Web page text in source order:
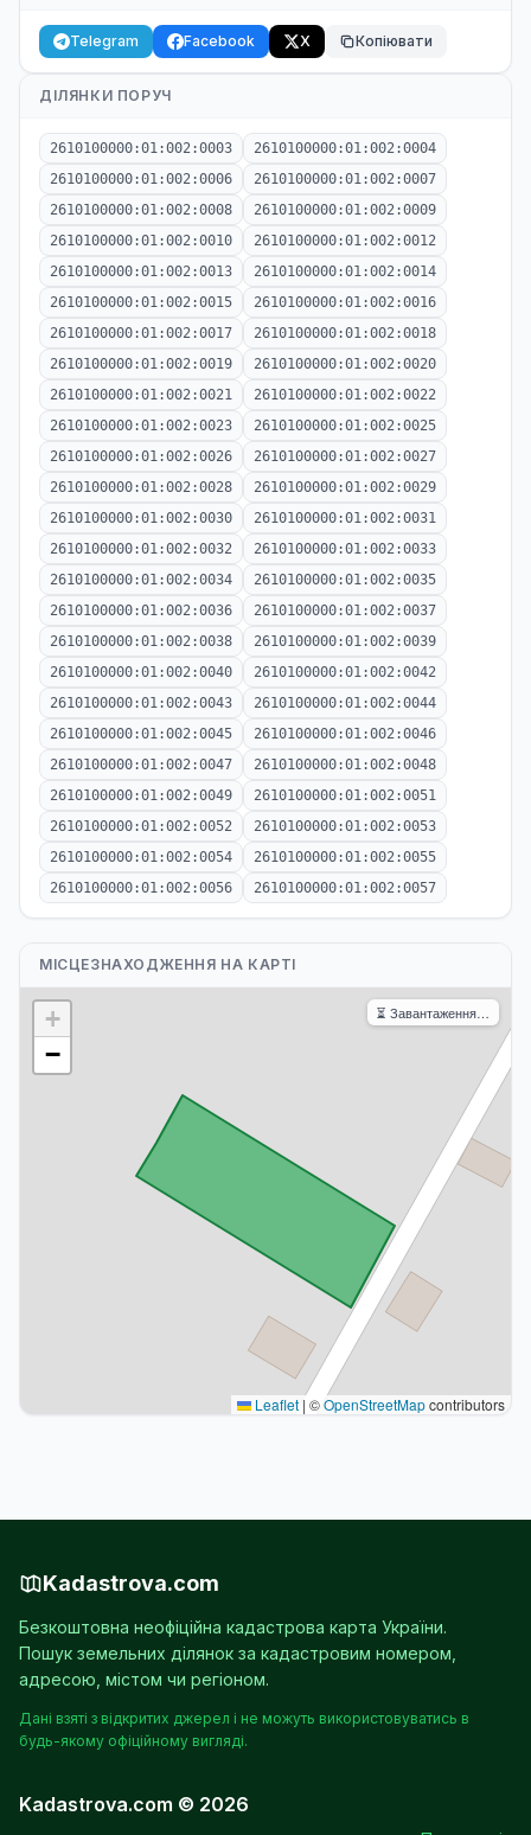
Telegram Facebook X Копіювати
ДІЛЯНКИ ПОРУЧ
2610100000:01:002:0003
2610100000:01:002:0004
2610100000:01:002:0006
2610100000:01:002:0007
2610100000:01:002:0008
2610100000:01:002:0009
2610100000:01:002:0010
2610100000:01:002:0012
2610100000:01:002:0013
2610100000:01:002:0014
2610100000:01:002:0015
2610100000:01:002:0016
2610100000:01:002:0017
2610100000:01:002:0018
2610100000:01:002:0019
2610100000:01:002:0020
2610100000:01:002:0021
2610100000:01:002:0022
2610100000:01:002:0023
2610100000:01:002:0025
2610100000:01:002:0026
2610100000:01:002:0027
2610100000:01:002:0028
2610100000:01:002:0029
2610100000:01:002:0030
2610100000:01:002:0031
2610100000:01:002:0032
2610100000:01:002:0033
2610100000:01:002:0034
2610100000:01:002:0035
2610100000:01:002:0036
2610100000:01:002:0037
2610100000:01:002:0038
2610100000:01:002:0039
2610100000:01:002:0040
2610100000:01:002:0042
2610100000:01:002:0043
2610100000:01:002:0044
2610100000:01:002:0045
2610100000:01:002:0046
2610100000:01:002:0047
2610100000:01:002:0048
2610100000:01:002:0049
2610100000:01:002:0051
2610100000:01:002:0052
2610100000:01:002:0053
2610100000:01:002:0054
2610100000:01:002:0055
2610100000:01:002:0056
2610100000:01:002:0057
МІСЦЕЗНАХОДЖЕННЯ НА КАРТІ
+
−
⏳ Завантаження…
Leaflet | ©OpenStreetMapcontributors
Kadastrova.com
Безкоштовна неофіційна кадастрова карта України.
Пошук земельних ділянок за кадастровим номером,
адресою, містом чи регіоном.
Дані взяті з відкритих джерел і не можуть використовуватись в
будь-якому офіційному вигляді.
Kadastrova.com © 2026